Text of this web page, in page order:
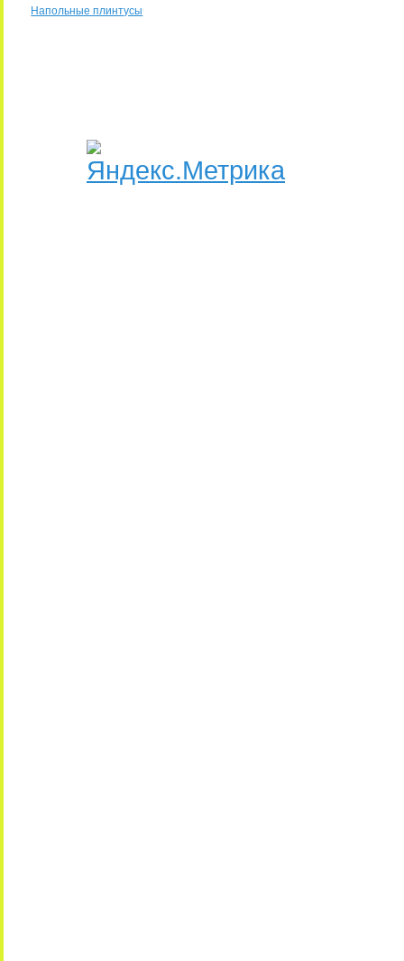
Напольные плинтусы